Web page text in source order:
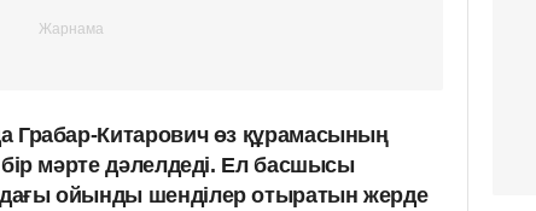
Грабар-Китарович өз құрамасының
бір мәрте дәлелдеді. Ел басшысы
ойынды шенділер отыратын жерде